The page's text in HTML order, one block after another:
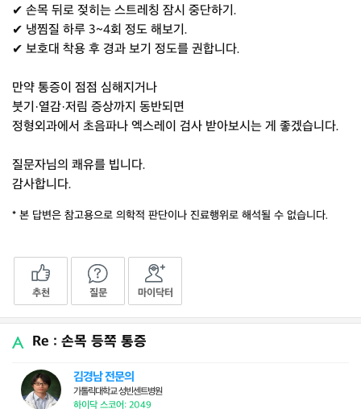
✔ 손목 뒤로 젖히는 스트레칭 잠시 중단하기.
✔ 냉찜질 하루 3~4회 정도 해보기.
✔ 보호대 착용 후 경과 보기 정도를 권합니다.
만약 통증이 점점 심해지거나
붓기·열감·저림 증상까지 동반되면
정형외과에서 초음파나 엑스레이 검사 받아보시는 게 좋겠습니다.
질문자님의 쾌유를 빕니다.
감사합니다.
* 본 답변은 참고용으로 의학적 판단이나 진료행위로 해석될 수 없습니다.
추천 질문 마이닥터
Re : 손목 등쪽 통증
김경남 전문의
가톨릭대학교 성빈센트병원
하이닥 스코어: 2049